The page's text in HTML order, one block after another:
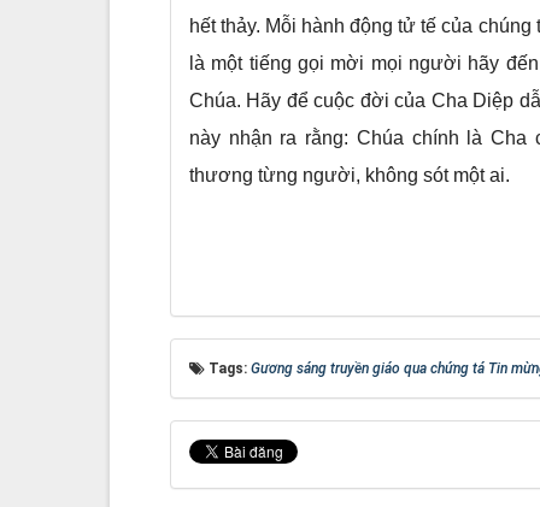
hết thảy. Mỗi hành động tử tế của
là một tiếng gọi mời mọi người hãy
Chúa. Hãy để cuộc đời của Cha Diệp
này nhận ra rằng: Chúa chính là
thương từng người, không sót một ai.
Tags: Gương sáng truyền giáo qua chứng tá Tin